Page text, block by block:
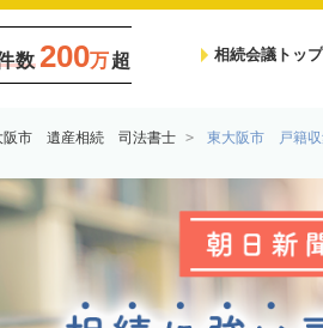
数 200万超 相続会議トップ
阪市 遺産相続 司法書士 東大阪市 戸籍